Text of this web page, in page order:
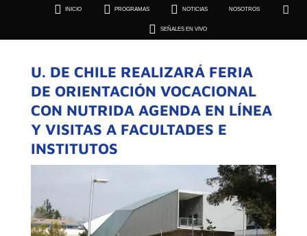
 INICIO  PROGRAMAS  NOTICIAS NOSOTROS 
 SEÑALES EN VIVO
 SEÑALES EN VIVO
U. DE CHILE REALIZARÁ FERIA
DE ORIENTACIÓN VOCACIONAL
CON NUTRIDA AGENDA EN LÍNEA
Y VISITAS A FACULTADES E
INSTITUTOS